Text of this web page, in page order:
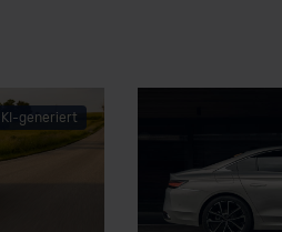
KI-generiert